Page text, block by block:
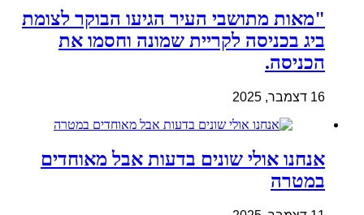
"מאות מתושבי העיר הגיעו הבוקר לצומת
ביג בכניסה לקריית שמונה וחסמו את
הכניסה.
16 דצמבר, 2025
אנחנו אולי שונים בדעות אבל מאוחדים
במטרה